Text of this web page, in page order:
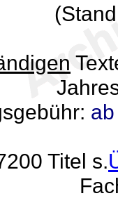
Titel s.